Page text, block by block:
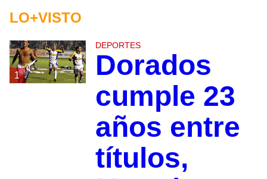
LO+VISTO
1
DEPORTES
Dorados
cumple 23
años entre
títulos,